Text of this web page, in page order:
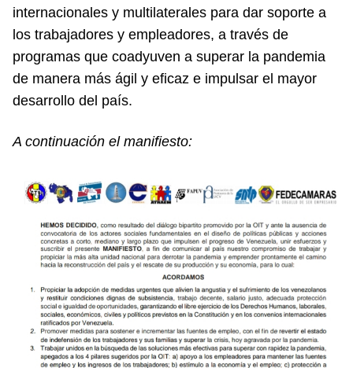
internacionales y multilaterales para dar soporte a
los trabajadores y empleadores, a través de
programas que coadyuven a superar la pandemia
de manera más ágil y eficaz e impulsar el mayor
desarrollo del país.
A continuación el manifiesto: